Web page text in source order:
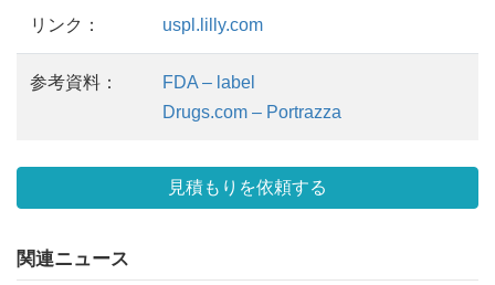
リンク： uspl.lilly.com
参考資料：
FDA – label
Drugs.com – Portrazza
見積もりを依頼する
関連ニュース